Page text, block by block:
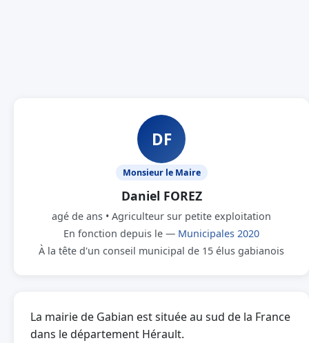
DF
Monsieur le Maire
Daniel FOREZ
agé de ans • Agriculteur sur petite exploitation
En fonction depuis le — Municipales 2020
À la tête d'un conseil municipal de 15 élus gabianois
La mairie de Gabian est située au sud de la France
dans le département Hérault.